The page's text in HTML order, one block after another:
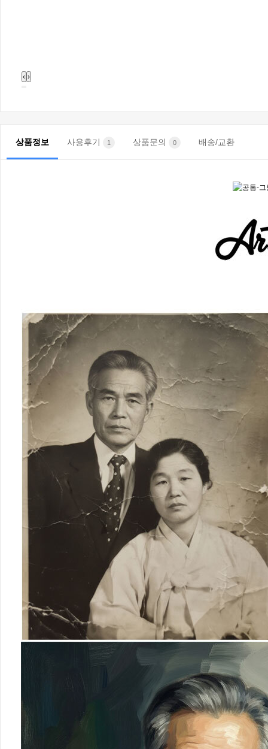
‹ ›
상품정보 사용후기 1 상품문의 0 배송/교환